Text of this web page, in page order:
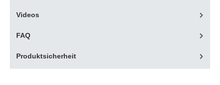
Videos
FAQ
Produktsicherheit